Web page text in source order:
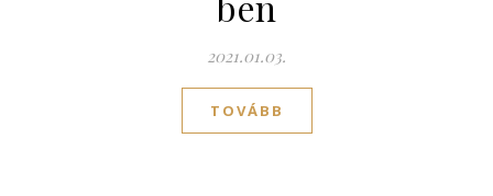
2021.01.03.
TOVÁBB